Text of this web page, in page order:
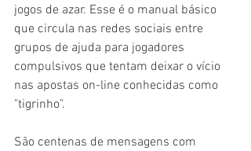
jogos de azar. Esse é o manual básico
que circula nas redes sociais entre
grupos de ajuda para jogadores
compulsivos que tentam deixar o vício
nas apostas on-line conhecidas como
"tigrinho".
São centenas de mensagens com